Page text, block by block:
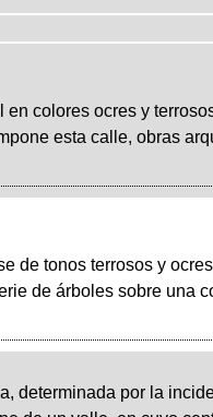
colores ocres y
esta calle, obras
de tonos terrosos y
de árboles sobre una
determinada por la